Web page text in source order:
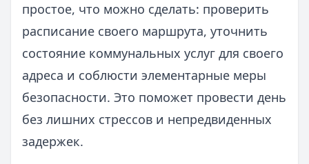
простое, что можно сделать: проверить
расписание своего маршрута, уточнить
состояние коммунальных услуг для своего
адреса и соблюсти элементарные меры
безопасности. Это поможет провести день
без лишних стрессов и непредвиденных
задержек.